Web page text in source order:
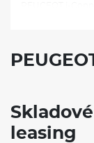
Hliníková kola
Sportovní
leasing